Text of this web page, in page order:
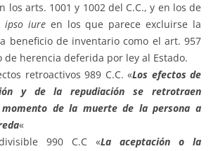
los arts. 1001 y 1002 del C.C., y en los de
ipso iureen los que parece excluirse la
beneficio de inventario como el art. 957
de herencia deferida por ley al Estado.
retroactivos 989 C.C. «Los efectos de
y de la repudiación se retrotraen
de la muerte de la persona a
«
990 C.C «­­­­La aceptación o la